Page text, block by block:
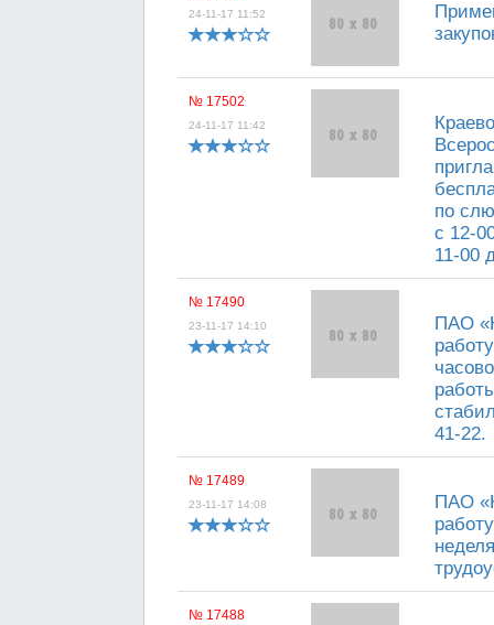
24-11-17 11:52
№ 17502
24-11-17 11:42
по
с 12-
11-00
№ 17490
23-11-17 14:10
ПАО
41-22.
№ 17489
23-11-17 14:08
ПАО
№ 17488